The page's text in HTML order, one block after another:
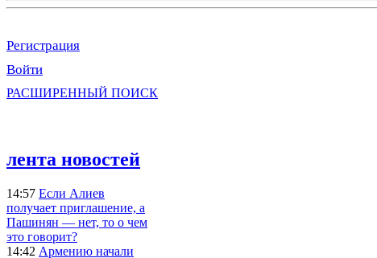
Регистрация
Войти
РАСШИРЕННЫЙ ПОИСК
лента новостей
14:57 Если Алиев
получает приглашение, а
Пашинян — нет, то о чем
это говорит?
14:42 Армению начали